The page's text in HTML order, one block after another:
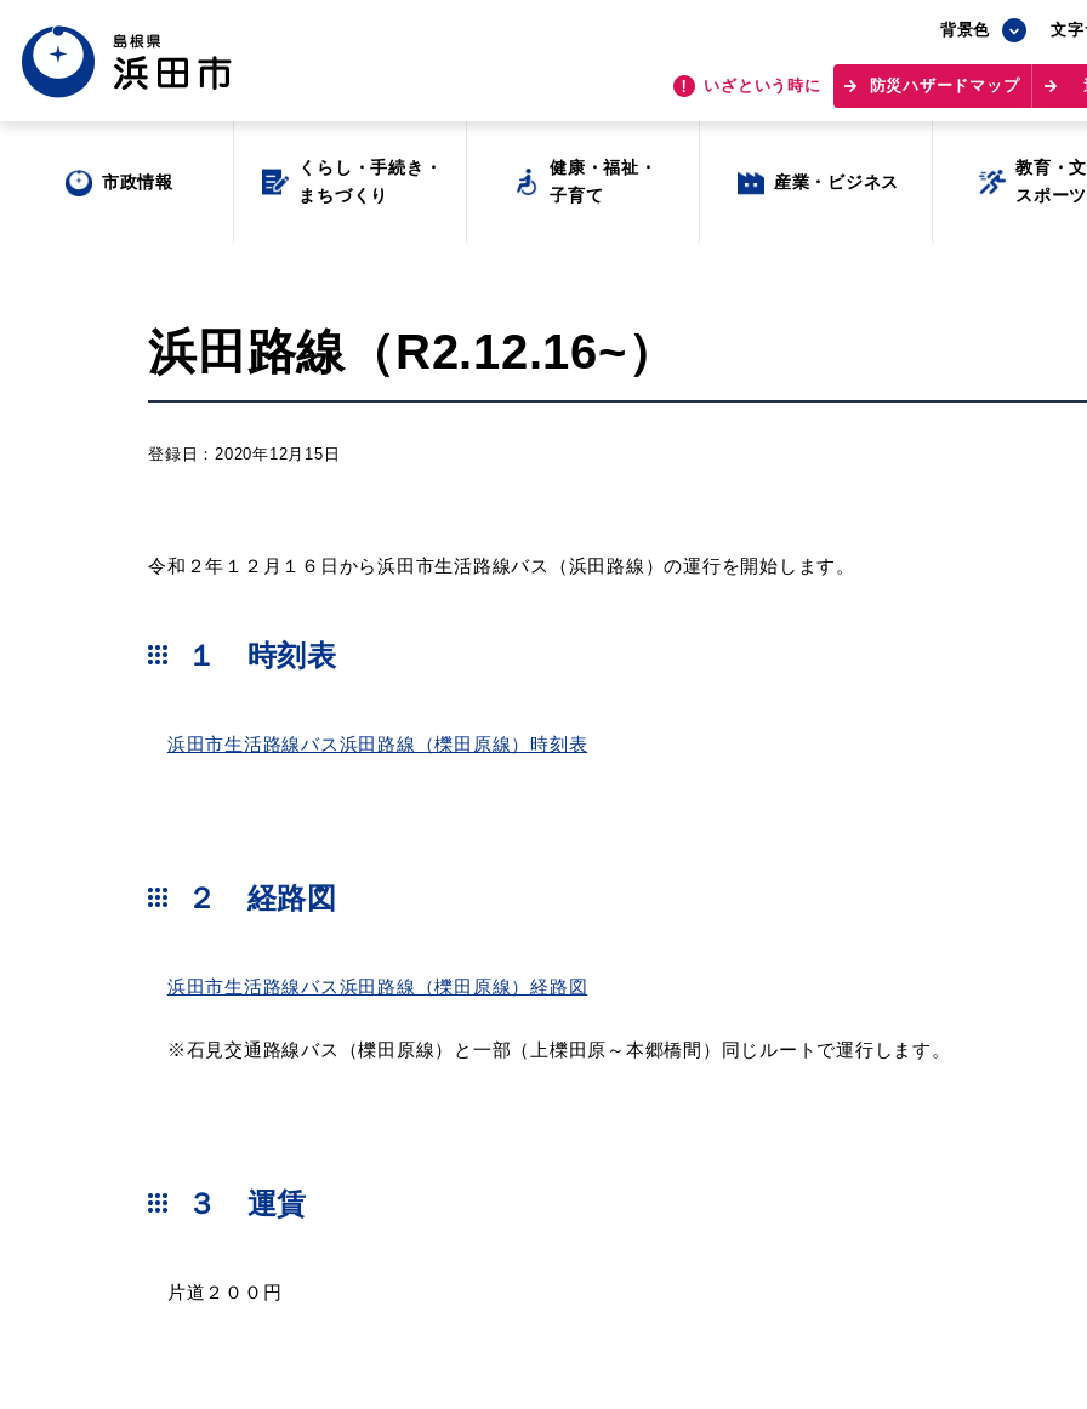
背景色 文
いざという時に 防災ハザードマップ
背景色 文
いざという時に 防災ハザードマップ
市政情報
くらし・手続き・
まちづくり
健康・福祉・
子育て
産業・ビジネス
教育・文
スポーツ
場面から探す
出会い・結婚 引っ越し・住まい
高齢者・介護
イベント情報
便利なサービス
市政情報
くらし・手続き・
まちづくり
健康・福祉・
子育て
産業・ビジネス
教育・文
スポーツ
浜田路線（R2.12.16~）
登録日：2020年12月15日
令和２年１２月１６日から浜田市生活路線バス（浜田路線）の運行を開始します。
１ 時刻表
浜田市生活路線バス浜田路線（櫟田原線）時刻表
２ 経路図
浜田市生活路線バス浜田路線（櫟田原線）経路図
※石見交通路線バス（櫟田原線）と一部（上櫟田原～本郷橋間）同じルートで運行します。
３ 運賃
片道２００円